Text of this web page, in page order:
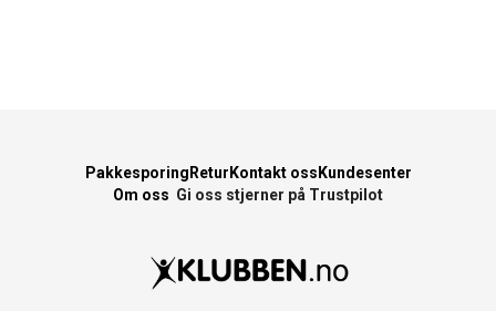
PakkesporingReturKontakt ossKundesenter
Om oss Gi oss stjerner på Trustpilot